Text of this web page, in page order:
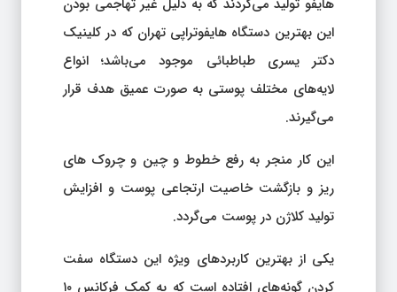
این بهترین دستگاه هایفوتراپی تهران که در کلینیک
دکتر یسری طباطبائی موجود می‌باشد؛ انواع
لایه‌های مختلف پوستی به صورت عمیق هدف قرار
می‌گیرند.
این کار منجر به رفع خطوط و چین و چروک های
ریز و بازگشت خاصیت ارتجاعی پوست و افزایش
تولید کلاژن در پوست می‌گردد.
یکی از بهترین کاربردهای ویژه این دستگاه سفت
کردن گونه‌های افتاده است که به کمک فرکانس ۱۰